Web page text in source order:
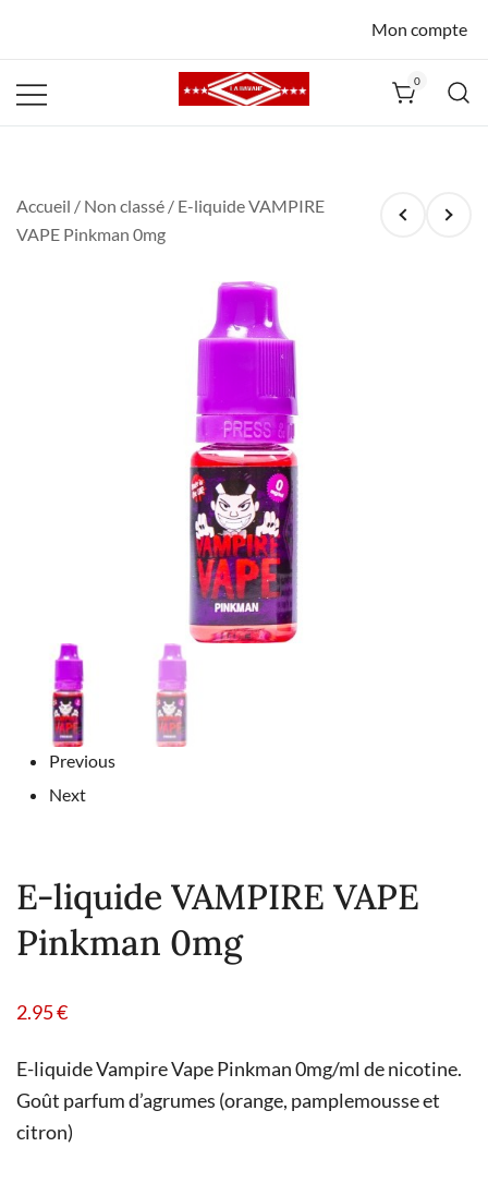
Mon compte
0
Accueil / Non classé / E-liquide VAMPIRE
VAPE Pinkman 0mg
Previous
Next
E-liquide VAMPIRE VAPE
Pinkman 0mg
2.95€
E-liquide Vampire Vape Pinkman 0mg/ml de nicotine.
Goût parfum d’agrumes (orange, pamplemousse et
citron)